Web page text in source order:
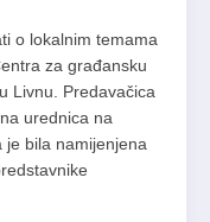
o lokalnim temama
za građansku
Livnu. Predavačica
urednica na
je bila namijenjena